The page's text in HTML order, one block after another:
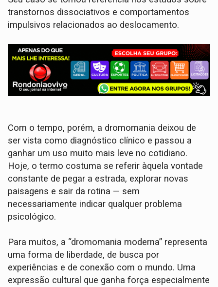
transtornos dissociativos e comportamentos
impulsivos relacionados ao deslocamento.
Com o tempo, porém, a dromomania deixou de
ser vista como diagnóstico clínico e passou a
ganhar um uso muito mais leve no cotidiano.
Hoje, o termo costuma se referir àquela vontade
constante de pegar a estrada, explorar novas
paisagens e sair da rotina — sem
necessariamente indicar qualquer problema
psicológico.
Para muitos, a “dromomania moderna” representa
uma forma de liberdade, de busca por
experiências e de conexão com o mundo. Uma
expressão cultural que ganha força especialmente